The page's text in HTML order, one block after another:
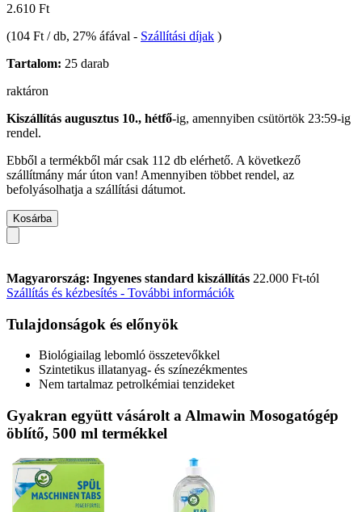
2.610 Ft
(104 Ft / db, 27% áfával - Szállítási díjak )
Tartalom: 25 darab
raktáron
Kiszállítás augusztus 10., hétfő-ig, amennyiben csütörtök 23:59-ig
rendel.
Ebből a termékből már csak 112 db elérhető. A következő
szállítmány már úton van! Amennyiben többet rendel, az
befolyásolhatja a szállítási dátumot.
Kosárba
Magyarország: Ingyenes standard kiszállítás 22.000 Ft-tól
Szállítás és kézbesítés - További információk
Tulajdonságok és előnyök
Biológiailag lebomló összetevőkkel
Szintetikus illatanyag- és színezékmentes
Nem tartalmaz petrolkémiai tenzideket
Gyakran együtt vásárolt a Almawin Mosogatógép
öblítő, 500 ml termékkel